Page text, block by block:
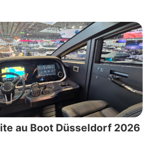
au Boot Düsseldorf 2026